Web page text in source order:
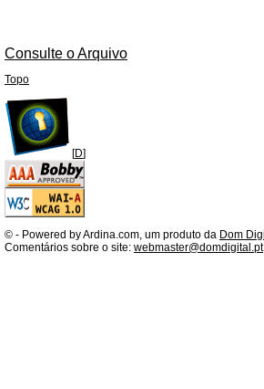
Consulte o Arquivo
Topo
[D]
© - Powered by Ardina.com, um produto da Dom
Comentários sobre o site: webmaster@domdigital.pt